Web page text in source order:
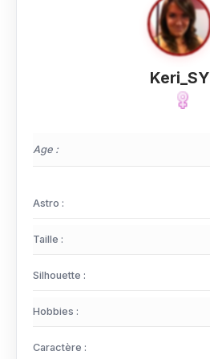
Keri_SY
Age :
Astro :
Taille :
Silhouette :
Hobbies :
Caractère :